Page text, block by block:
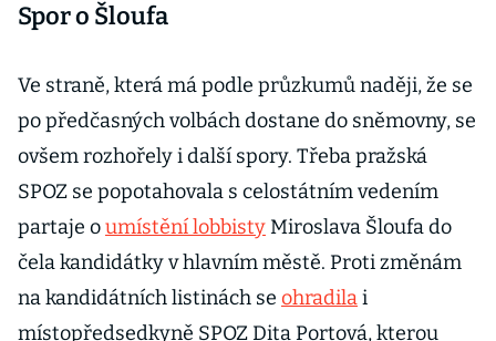
Spor o Šloufa
Ve straně, která má podle průzkumů naději, že se
po předčasných volbách dostane do sněmovny, se
ovšem rozhořely i další spory. Třeba pražská
SPOZ se popotahovala s celostátním vedením
partaje oumístění lobbistyMiroslava Šloufa do
čela kandidátky v hlavním městě. Proti změnám
na kandidátních listinách se ohradilai
místopředsedkyně SPOZ Dita Portová, kterou